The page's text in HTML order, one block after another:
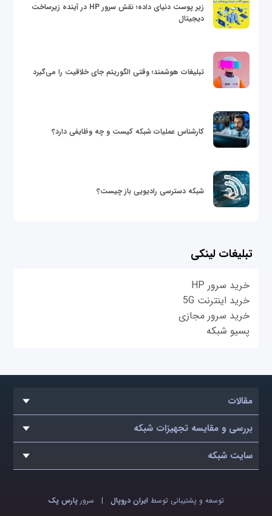
زیر پوست دنیای داده؛ نقش سرور HP در آینده زیرساخت
دیجیتال
تبلیغات هوشمند؛ وقتی الگوریتم جای خلاقیت را می‌گیرد
کارشناس عملیات شبکه کیست و چه وظایفی دارد؟
شبکه دسترسی رادیویی باز چیست؟
تبلیغات لینکی
خرید سرور HP
خرید اینترنت 5G
خرید سرور مجازی
پسیو شبکه
مقالات
بررسی و مقایسه تجهیزات شبکه
سایت شبکه
توسعه و پشتیبانی توسط ایران دروپال| سرور پارس پک